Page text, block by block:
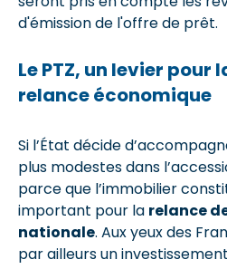
d'émission de l'offre de prêt.
Le PTZ, un levier pour
relance économique
Si l’État décide
plus modestes dans
parce que l’immobilier
important pour la relance
nationale. Aux yeux des
par ailleurs un